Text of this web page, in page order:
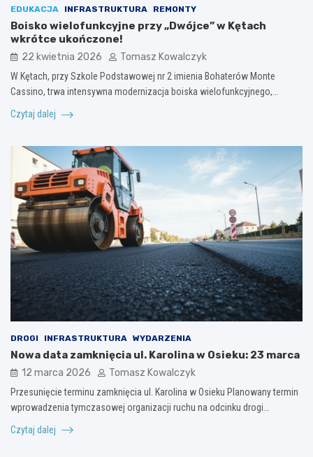
EDUKACJA INFRASTRUKTURA REMONTY
Boisko wielofunkcyjne przy „Dwójce” w Kętach
wkrótce ukończone!
22 kwietnia 2026 Tomasz Kowalczyk
W Kętach, przy Szkole Podstawowej nr 2 imienia Bohaterów Monte
Cassino, trwa intensywna modernizacja boiska wielofunkcyjnego,…
Czytaj dalej
DROGI INFRASTRUKTURA WYDARZENIA
Nowa data zamknięcia ul. Karolina w Osieku: 23 marca
12 marca 2026 Tomasz Kowalczyk
Przesunięcie terminu zamknięcia ul. Karolina w Osieku Planowany termin
wprowadzenia tymczasowej organizacji ruchu na odcinku drogi…
Czytaj dalej